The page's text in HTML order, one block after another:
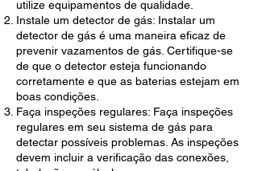
utilize equipamentos de qualidade.
Instale um detector de gás: Instalar um
detector de gás é uma maneira eficaz de
prevenir vazamentos de gás. Certifique-se
de que o detector esteja funcionando
corretamente e que as baterias estejam em
boas condições.
Faça inspeções regulares: Faça inspeções
regulares em seu sistema de gás para
detectar possíveis problemas. As inspeções
devem incluir a verificação das conexões,